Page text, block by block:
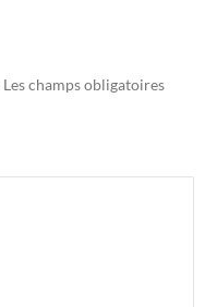
Les champs obligatoires